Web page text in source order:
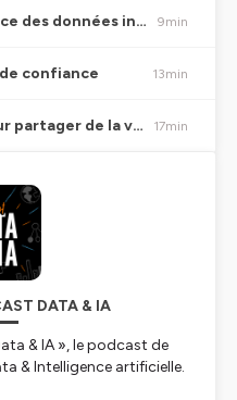
La bataille et la gouvernance des données industrielles 9min
de confiance 13min
Créer des consortiums pour partager de la valeur 17min
DATA & IA
& IA », le podcast de
& Intelligence artificielle.